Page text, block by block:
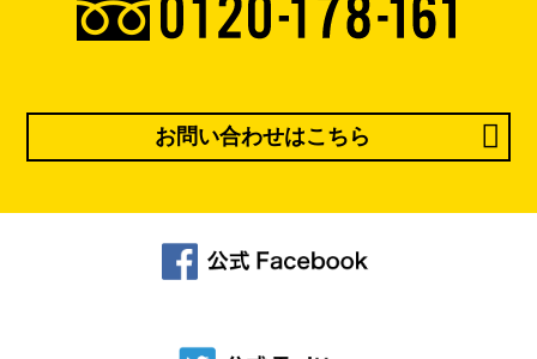
お問い合わせはこちら